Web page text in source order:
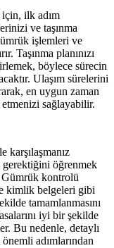
için, ilk adım
ve taşınma
işlemleri ve
Taşınma planınızı
böylece sürecin
Ulaşım sürelerini
en uygun zaman
sağlayabilir.
karşılaşmanız
gerektiğini öğrenmek
Gümrük kontrolü
kimlik belgeleri gibi
tamamlanmasını
iyi bir şekilde
Bu nedenle, detaylı
adımlarından